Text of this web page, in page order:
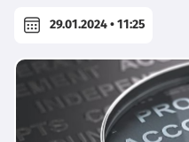
29.01.2024 • 11:25